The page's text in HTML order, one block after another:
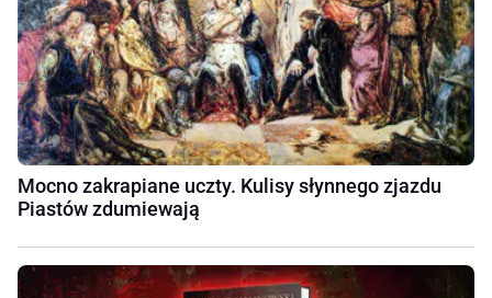
Mocno zakrapiane uczty. Kulisy słynnego zjazdu
Piastów zdumiewają